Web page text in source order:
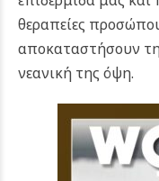
θεραπείες
αποκαταστήσουν
νεανική της όψη.